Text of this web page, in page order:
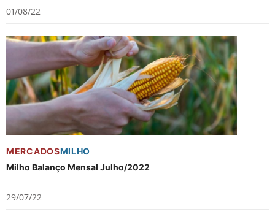
01/08/22
MERCADOSMILHO
Milho Balanço Mensal Julho/2022
29/07/22